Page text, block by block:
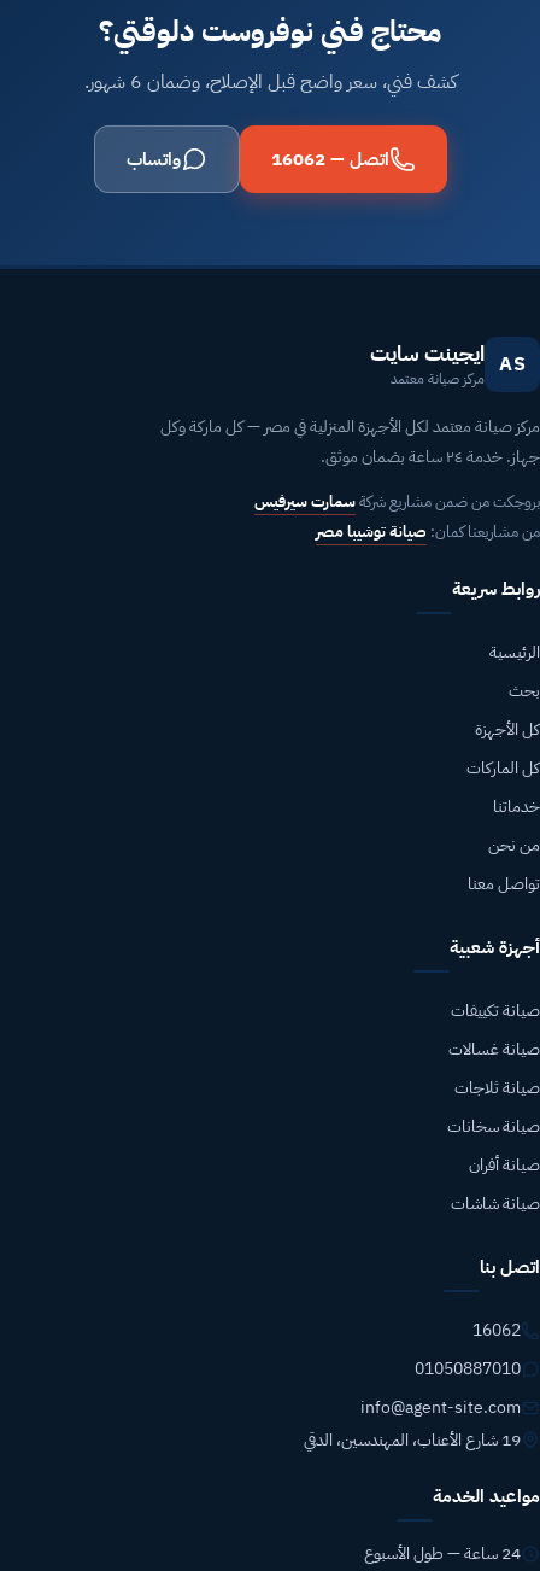
محتاج فني نوفروست دلوقتي؟
كشف فني، سعر واضح قبل الإصلاح، وضمان 6 شهور.
اتصل — 16062 واتساب
AS ايجينت سايت
مركز صيانة معتمد
مركز صيانة معتمد لكل الأجهزة المنزلية في مصر — كل ماركة وكل
جهاز. خدمة ٢٤ ساعة بضمان موثق.
بروجكت من ضمن مشاريع شركةسمارت سيرفيس
من مشاريعنا كمان: صيانة توشيبا مصر
روابط سريعة
الرئيسية
بحث
كل الأجهزة
كل الماركات
خدماتنا
من نحن
تواصل معنا
أجهزة شعبية
صيانة تكييفات
صيانة غسالات
صيانة ثلاجات
صيانة سخانات
صيانة أفران
صيانة شاشات
اتصل بنا
16062
01050887010
info@agent-site.com
19 شارع الأعناب، المهندسين، الدقي
مواعيد الخدمة
24 ساعة — طول الأسبوع